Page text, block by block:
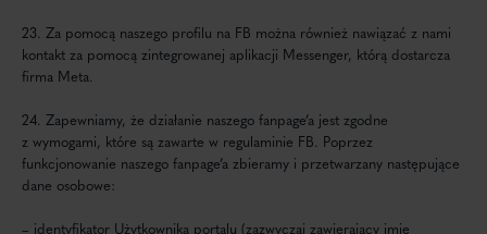
23. Za pomocą naszego profilu na FB można również nawiązać z nami
kontakt za pomocą zintegrowanej aplikacji Messenger, którą dostarcza
firma Meta.
24. Zapewniamy, że działanie naszego fanpage’a jest zgodne
z wymogami, które są zawarte w regulaminie FB. Poprzez
funkcjonowanie naszego fanpage’a zbieramy i przetwarzany następujące
dane osobowe:
– identyfikator Użytkownika portalu (zazwyczaj zawierający imię